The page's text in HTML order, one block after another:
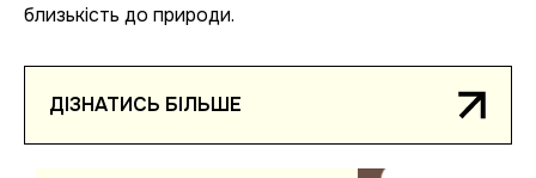
близькість до природи.
ДIЗНАТИСЬ БIЛЬШЕ